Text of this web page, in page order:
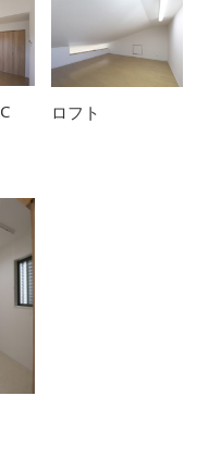
ロフト